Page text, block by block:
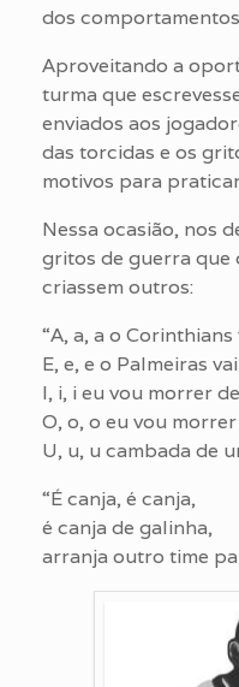
dos
Aproveitando a
turma que
enviados aos
das torcidas e os
motivos para
Nessa ocasião, nos
gritos de guerra que
criassem outros:
“A, a, a o
E, e, e o Palmeiras
I, i, i eu vou morrer
O, o, o eu vou
U, u, u cambada de
“É canja, é canja,
é canja de galinha,
arranja outro time